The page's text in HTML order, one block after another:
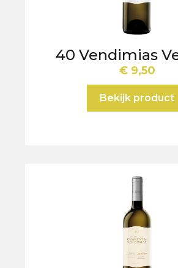
40 Vendimias
€9,50
Bekijk product